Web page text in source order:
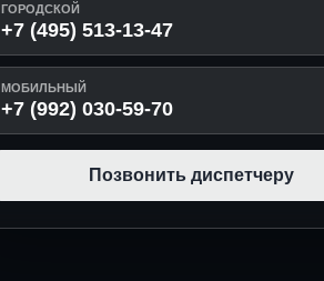
ГОРОДСКОЙ
+7 (495) 513-13-47
МОБИЛЬНЫЙ
+7 (992) 030-59-70
Позвонить диспетчеру